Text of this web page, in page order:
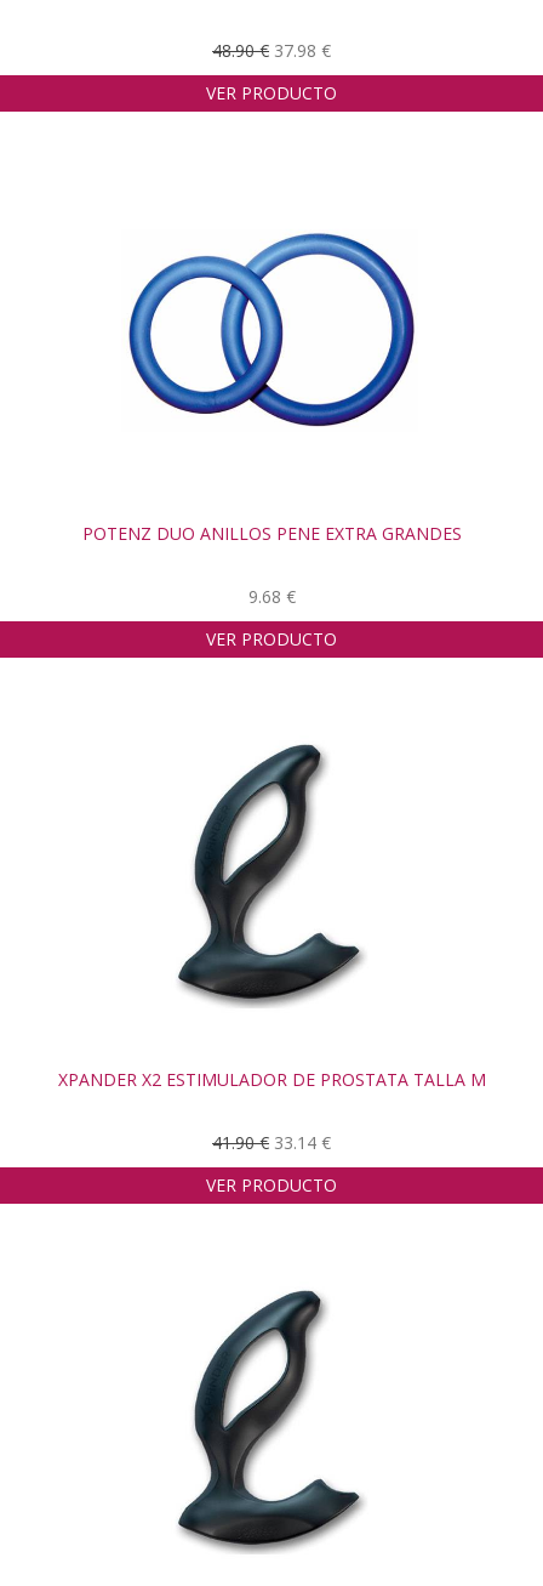
48.90 € 37.98 €
VER PRODUCTO
POTENZ DUO ANILLOS PENE EXTRA GRANDES
9.68 €
VER PRODUCTO
XPANDER X2 ESTIMULADOR DE PROSTATA TALLA M
41.90 € 33.14 €
VER PRODUCTO